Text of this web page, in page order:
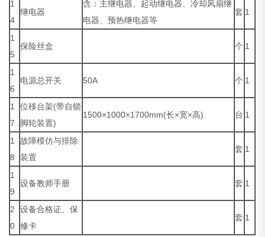
1
4
继电器
含：主继电器、起动继电器、冷却风扇继
电器、预热继电器等
套 1
1
5
保险丝盒 个 1
1
6
电源总开关 50A 个 1
1
7
位移台架(带自锁
脚轮装置)
1500×1000×1700mm(长×宽×高) 台 1
1
8
故障模仿与排除
装置
套 1
1
9
设备教师手册 套 1
2
0
设备合格证、保
修卡
套 1